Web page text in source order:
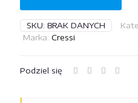
SKU: BRAK DANYCH
Marka: Cressi
Podziel się